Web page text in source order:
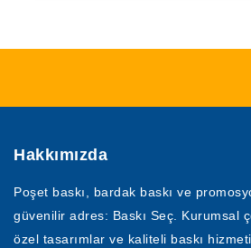
Hakkımızda
Poşet baskı, bardak baskı ve
güvenilir adres: Baskı Seç. Kurumsal
özel tasarımlar ve kaliteli baskı hizmeti